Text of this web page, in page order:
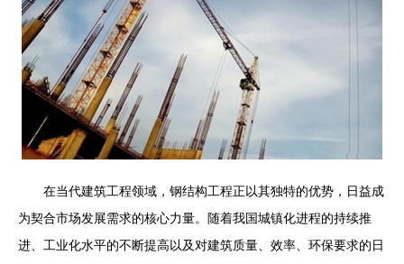
在当代建筑工程领域，钢结构工程正以其独特的优势，日益成
为契合市场发展需求的核心力量。随着我国城镇化进程的持续推
进、工业化水平的不断提高以及对建筑质量、效率、环保要求的日